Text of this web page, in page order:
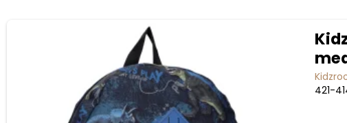
421-